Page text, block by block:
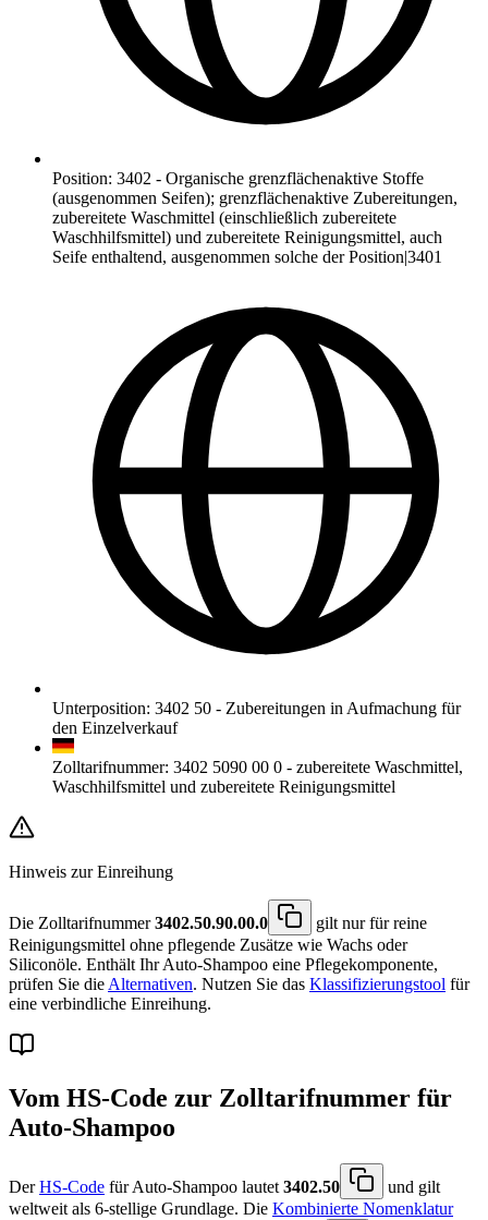
Position: 3402 - Organische grenzflächenaktive Stoffe
(ausgenommen Seifen); grenzflächenaktive Zubereitungen,
zubereitete Waschmittel (einschließlich zubereitete
Waschhilfsmittel) und zubereitete Reinigungsmittel, auch
Seife enthaltend, ausgenommen solche der Position|3401
Unterposition: 3402 50 - Zubereitungen in Aufmachung für
den Einzelverkauf
Zolltarifnummer: 3402 5090 00 0 - zubereitete Waschmittel,
Waschhilfsmittel und zubereitete Reinigungsmittel
Hinweis zur Einreihung
Die Zolltarifnummer3402.50.90.00.0
gilt nur für reine
Reinigungsmittel ohne pflegende Zusätze wie Wachs oder
Siliconöle. Enthält Ihr Auto-Shampoo eine Pflegekomponente,
prüfen Sie die Alternativen. Nutzen Sie das Klassifizierungstool für
eine verbindliche Einreihung.
Vom HS-Code zur Zolltarifnummer für
Auto-Shampoo
DerHS-Code für Auto-Shampoo lautet3402.50
und gilt
weltweit als 6-stellige Grundlage. Die Kombinierte Nomenklatur